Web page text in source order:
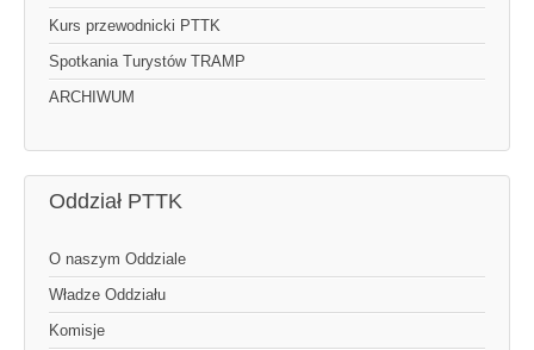
Kurs przewodnicki PTTK
Spotkania Turystów TRAMP
ARCHIWUM
Oddział PTTK
O naszym Oddziale
Władze Oddziału
Komisje